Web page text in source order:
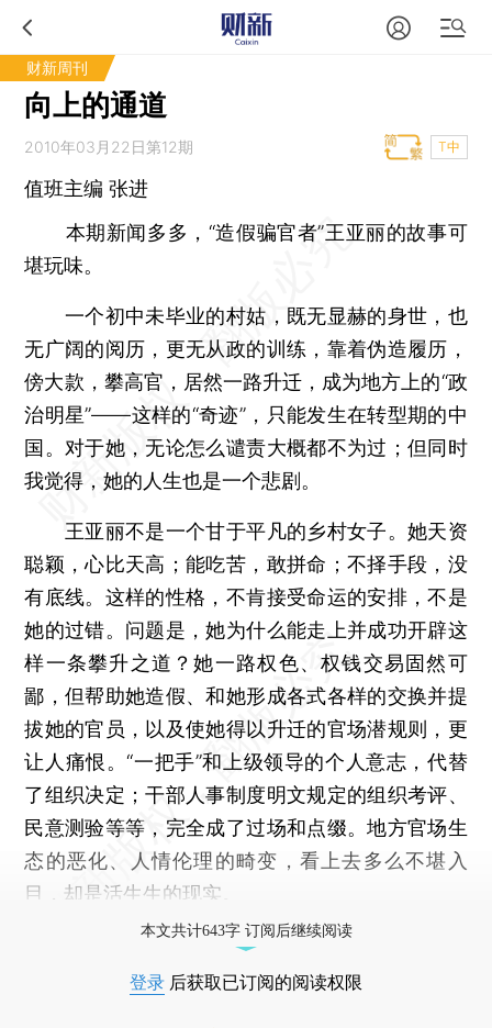
财新周刊
向上的通道
2010年03月22日第12期 T中
值班主编 张进
本期新闻多多，“造假骗官者”王亚丽的故事可
堪玩味。
一个初中未毕业的村姑，既无显赫的身世，也
无广阔的阅历，更无从政的训练，靠着伪造履历，
傍大款，攀高官，居然一路升迁，成为地方上的“政
治明星”——这样的“奇迹”，只能发生在转型期的中
国。对于她，无论怎么谴责大概都不为过；但同时
我觉得，她的人生也是一个悲剧。
王亚丽不是一个甘于平凡的乡村女子。她天资
聪颖，心比天高；能吃苦，敢拼命；不择手段，没
有底线。这样的性格，不肯接受命运的安排，不是
她的过错。问题是，她为什么能走上并成功开辟这
样一条攀升之道？她一路权色、权钱交易固然可
鄙，但帮助她造假、和她形成各式各样的交换并提
拔她的官员，以及使她得以升迁的官场潜规则，更
让人痛恨。“一把手”和上级领导的个人意志，代替
了组织决定；干部人事制度明文规定的组织考评、
民意测验等等，完全成了过场和点缀。地方官场生
态的恶化、人情伦理的畸变，看上去多么不堪入
目，却是活生生的现实。
本文共计643字 订阅后继续阅读
登录 后获取已订阅的阅读权限